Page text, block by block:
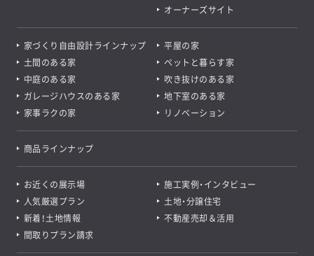
オーナーズサイト
家づくり自由設計ラインナップ
平屋の家
土間のある家
ペットと暮らす家
中庭のある家
吹き抜けのある家
ガレージハウスのある家
地下室のある家
家事ラクの家
リノベーション
商品ラインナップ
お近くの展示場
施工実例・インタビュー
人気厳選プラン
土地・分譲住宅
新着！土地情報
不動産売却＆活用
間取りプラン請求